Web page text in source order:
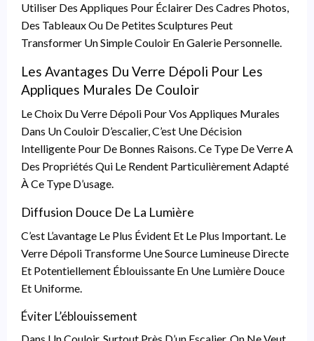
Utiliser Des Appliques Pour Éclairer Des Cadres Photos,
Des Tableaux Ou De Petites Sculptures Peut
Transformer Un Simple Couloir En Galerie Personnelle.
Les Avantages Du Verre Dépoli Pour Les
Appliques Murales De Couloir
Le Choix Du Verre Dépoli Pour Vos Appliques Murales
Dans Un Couloir D’escalier, C’est Une Décision
Intelligente Pour De Bonnes Raisons. Ce Type De Verre A
Des Propriétés Qui Le Rendent Particulièrement Adapté
À Ce Type D’usage.
Diffusion Douce De La Lumière
C’est L’avantage Le Plus Évident Et Le Plus Important. Le
Verre Dépoli Transforme Une Source Lumineuse Directe
Et Potentiellement Éblouissante En Une Lumière Douce
Et Uniforme.
Éviter L’éblouissement